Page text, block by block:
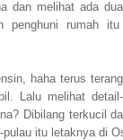
dan melihat ada
penghuni rumah
haha terus
Lalu melihat
Dibilang terkucil
pulau itu letaknya di